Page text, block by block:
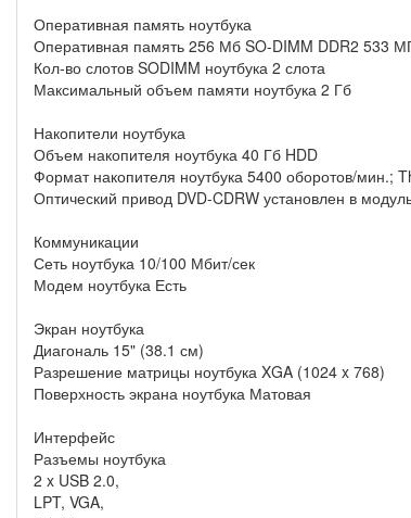
Оперативная память ноутбука
Оперативная память 256 Мб SO-DIMM DDR2 533
Кол-во слотов SODIMM ноутбука 2 слота
Максимальный объем памяти ноутбука 2 Гб
Накопители ноутбука
Объем накопителя ноутбука 40 Гб HDD
Формат накопителя ноутбука 5400 оборотов/мин.;
Оптический привод DVD-CDRW установлен в
Коммуникации
Сеть ноутбука 10/100 Мбит/сек
Модем ноутбука Есть
Экран ноутбука
Диагональ 15" (38.1 см)
Разрешение матрицы ноутбука XGA (1024 x 768)
Поверхность экрана ноутбука Матовая
Интерфейс
Разъемы ноутбука
2 x USB 2.0,
LPT, VGA,